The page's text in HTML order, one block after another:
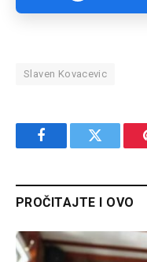
Slaven Kovacevic
FacebookTwitter
PROČITAJTE I OVO